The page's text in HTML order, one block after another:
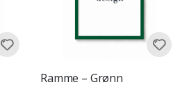
Ramme – Grønn